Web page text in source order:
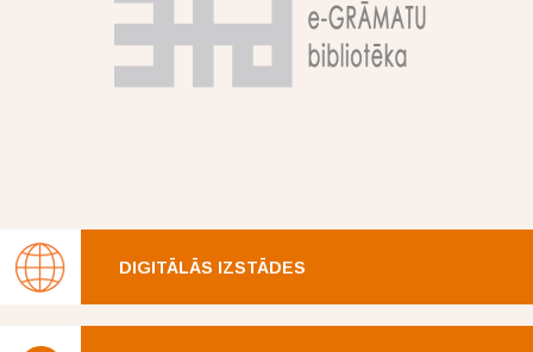
DIGITĀLĀS IZSTĀDES